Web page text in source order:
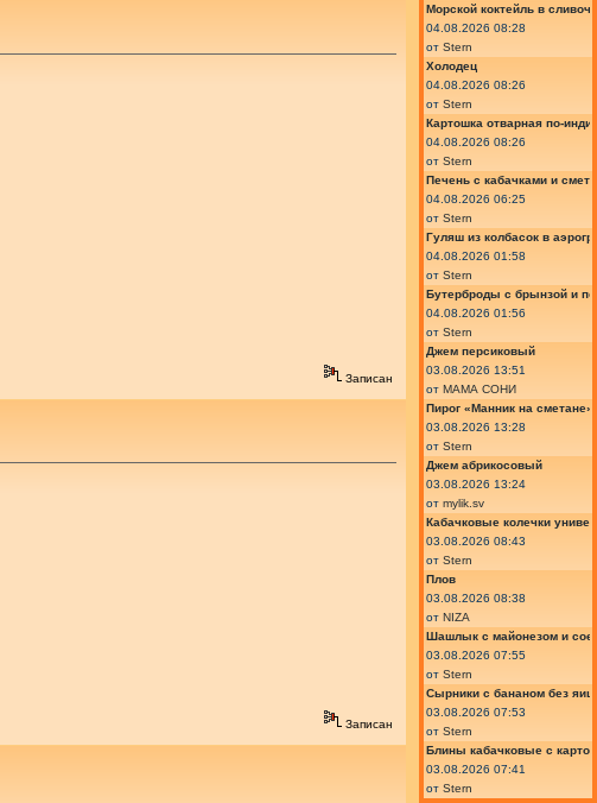
Записан
Записан
Морской коктейль в
04.08.2026 08:28
от Stern
Холодец
04.08.2026 08:26
от Stern
Картошка отварная по-
04.08.2026 08:26
от Stern
Печень с кабачками и
04.08.2026 06:25
от Stern
Гуляш из колбасок в
04.08.2026 01:58
от Stern
Бутерброды с брынзой и
04.08.2026 01:56
от Stern
Джем персиковый
03.08.2026 13:51
от МАМА СОНИ
Пирог «Манник на сметане»
03.08.2026 13:28
от Stern
Джем абрикосовый
03.08.2026 13:24
от mylik.sv
Кабачковые колечки
03.08.2026 08:43
от Stern
Плов
03.08.2026 08:38
от NIZA
Шашлык с майонезом и
03.08.2026 07:55
от Stern
Сырники с бананом без яиц
03.08.2026 07:53
от Stern
Блины кабачковые с
03.08.2026 07:41
от Stern